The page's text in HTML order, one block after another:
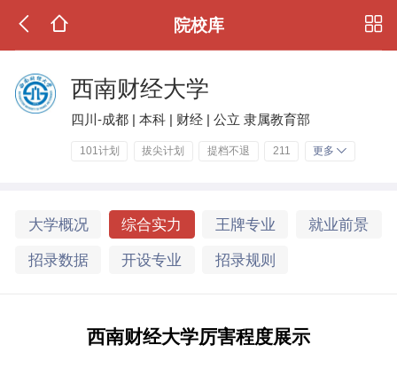
院校库
西南财经大学
四川-成都 | 本科 | 财经 | 公立 隶属教育部
101计划 拔尖计划 提档不退 211 更多
大学概况 综合实力 王牌专业 就业前景
招录数据 开设专业 招录规则
西南财经大学厉害程度展示